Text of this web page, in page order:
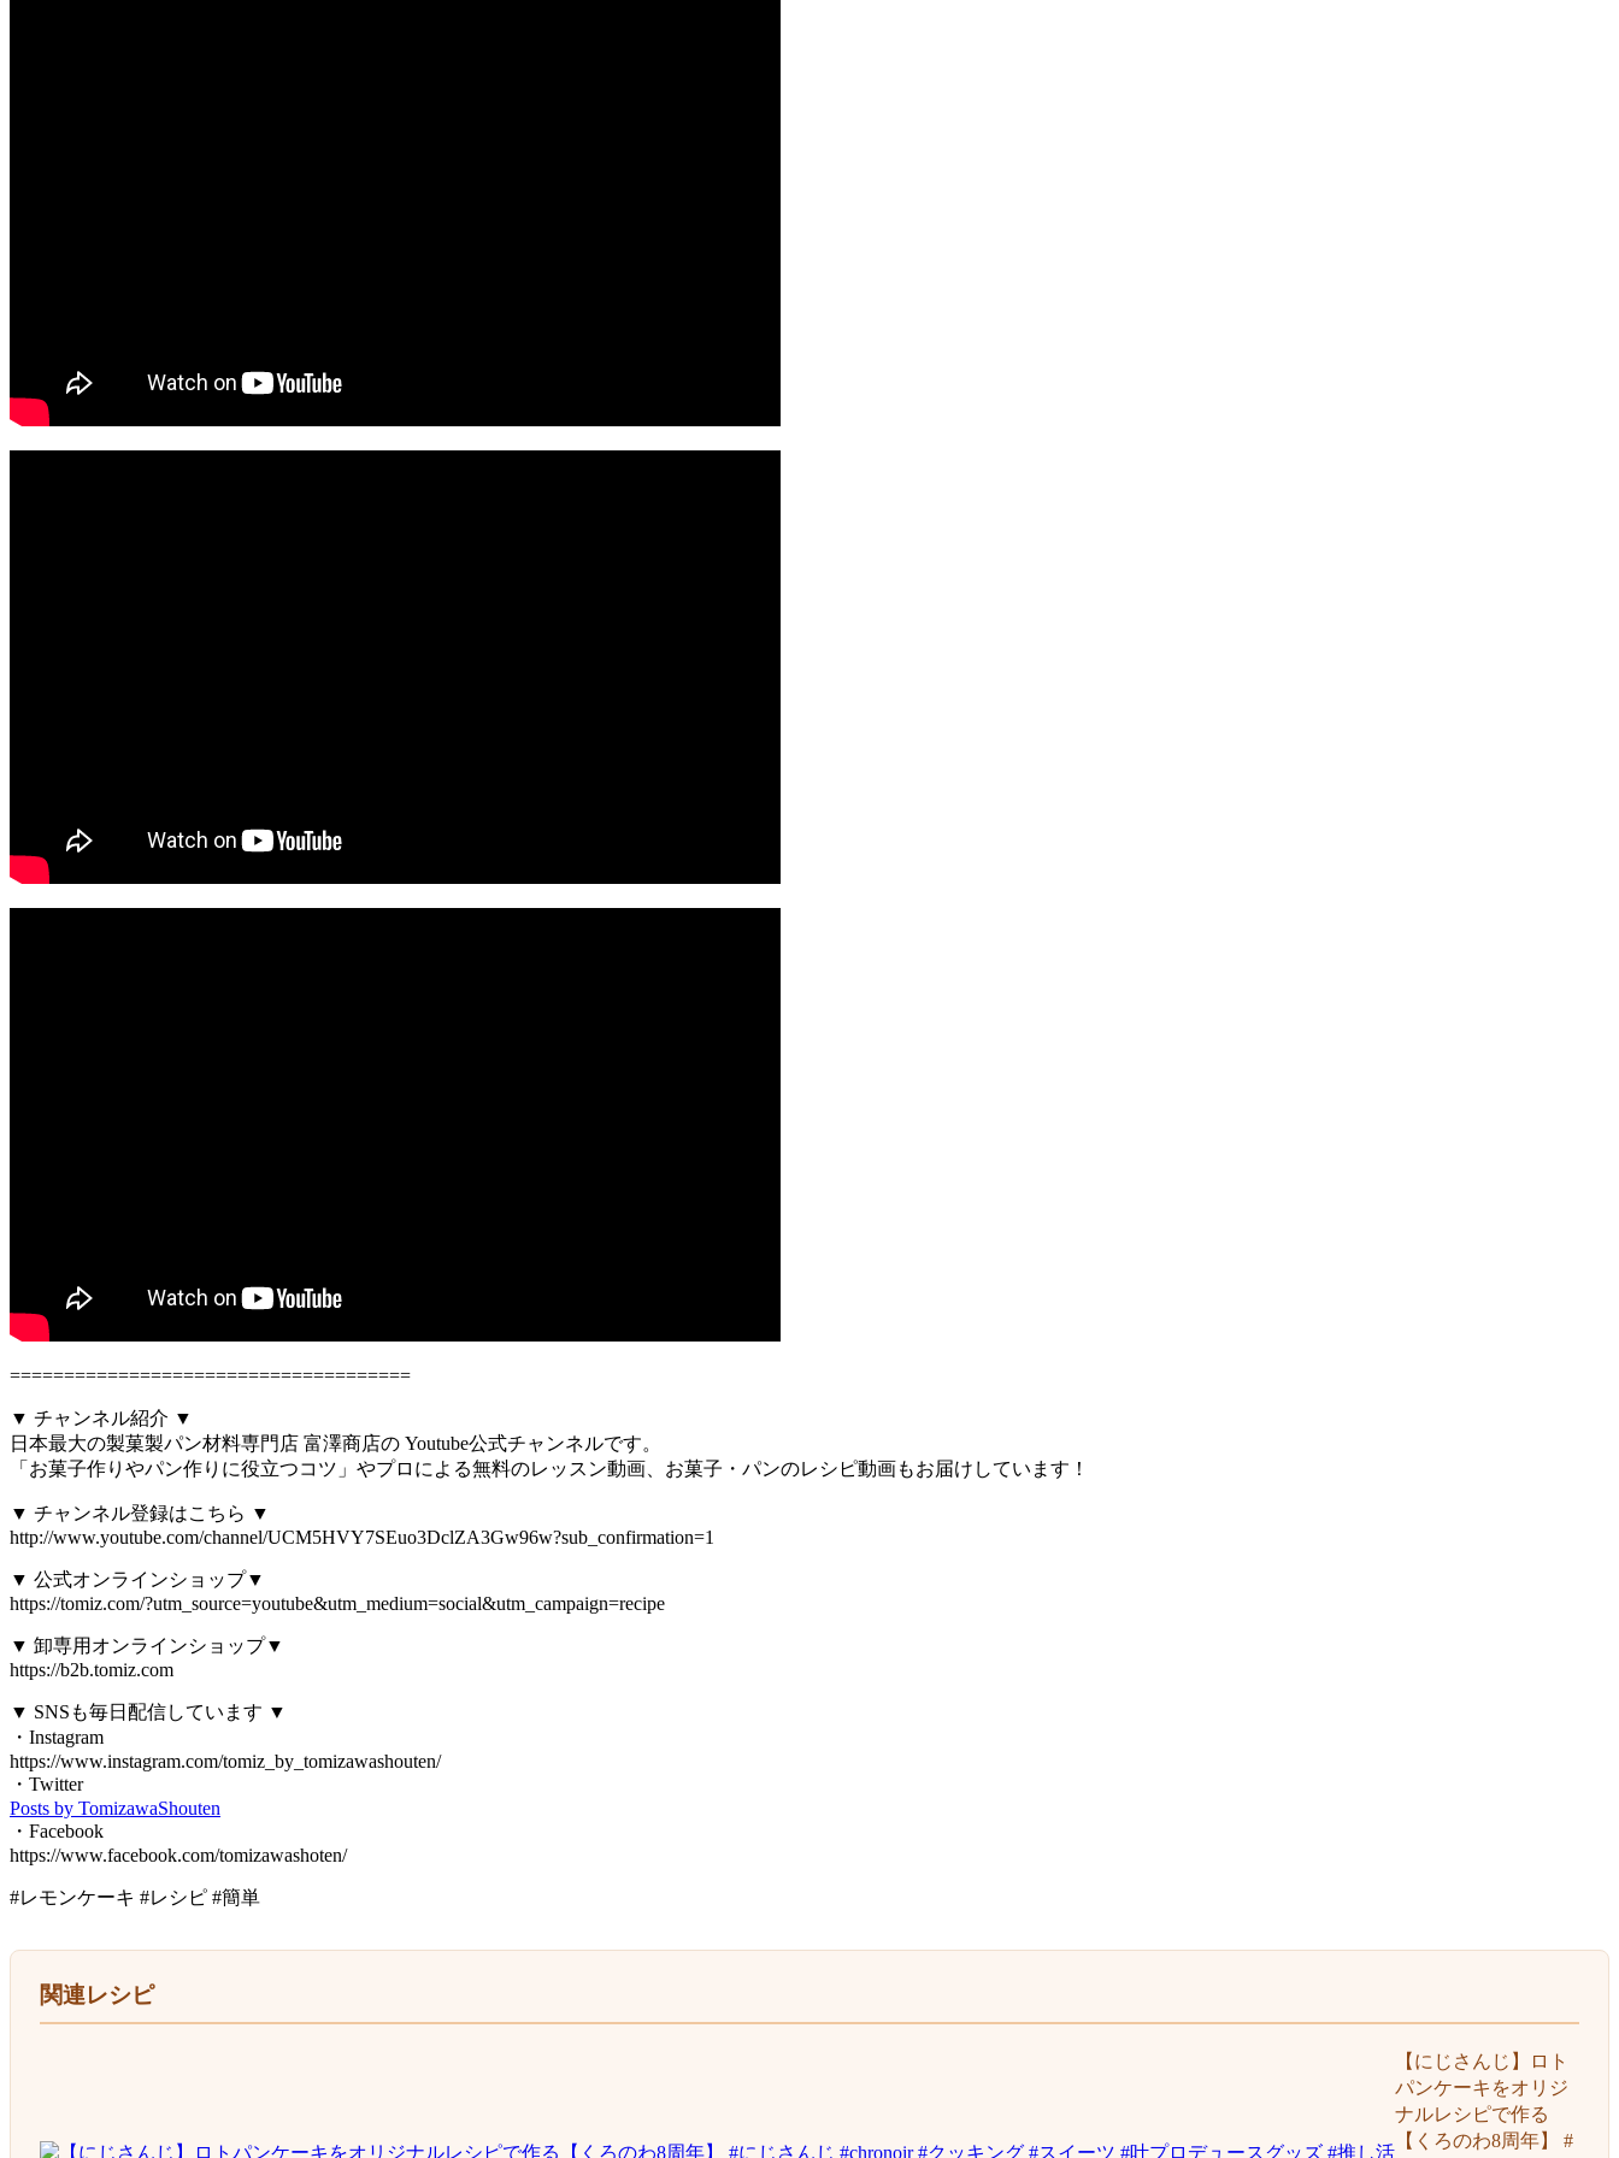
=====================================
▼ チャンネル紹介 ▼
日本最大の製菓製パン材料専門店 富澤商店の Youtube公式チャンネルです。
「お菓子作りやパン作りに役立つコツ」やプロによる無料のレッスン動画、お菓子・パンのレシピ動画もお届けしています！
▼ チャンネル登録はこちら ▼
http://www.youtube.com/channel/UCM5HVY7SEuo3DclZA3Gw96w?sub_confirmation=1
▼ 公式オンラインショップ▼
https://tomiz.com/?utm_source=youtube&utm_medium=social&utm_campaign=recipe
▼ 卸専用オンラインショップ▼
https://b2b.tomiz.com
▼ SNSも毎日配信しています ▼
・Instagram
https://www.instagram.com/tomiz_by_tomizawashouten/
・Twitter
Posts by TomizawaShouten
・Facebook
https://www.facebook.com/tomizawashoten/
#レモンケーキ #レシピ #簡単
関連レシピ
【にじさんじ】ロト
パンケーキをオリジ
ナルレシピで作る
【くろのわ8周年】 #